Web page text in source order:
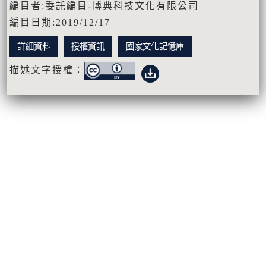
編目者:委託編目-博典科技文化有限公司
編目日期:2019/12/17
詳細資料 授權資訊 國家文化記憶庫
描述文字授權：